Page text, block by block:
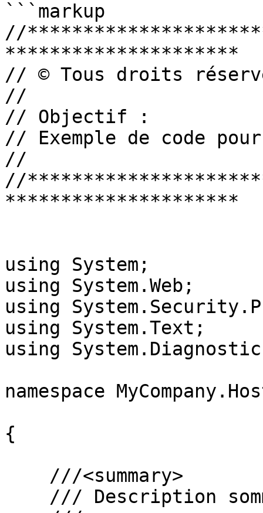
```markup
//
*********************
// © Tous droits
//
// Objectif :
// Exemple de code pour
//
//
*********************
using System;
using System.Web;
using
using System.Text;
using
namespace
{